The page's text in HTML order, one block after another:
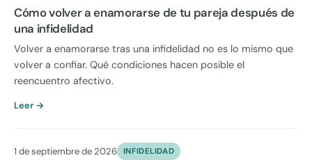
Cómo volver a enamorarse de tu pareja después de
una infidelidad
Volver a enamorarse tras una infidelidad no es lo mismo que
volver a confiar. Qué condiciones hacen posible el
reencuentro afectivo.
Leer →
1 de septiembre de 2026 INFIDELIDAD